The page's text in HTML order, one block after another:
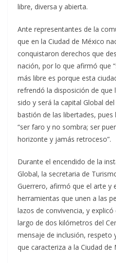
libre, diversa y abierta.
Ante representantes de la
que en la Ciudad de México
conquistaron derechos que
nación, por lo que afirmó que
más libre es porque esta
refrendó la disposición de que
sido y será la capital Global
bastión de las libertades,
“ser faro y no sombra; ser
horizonte y jamás retroceso”.
Durante el encendido de la
Global, la secretaria de
Guerrero, afirmó que el arte y
herramientas que unen a las
lazos de convivencia, y
largo de dos kilómetros del
mensaje de inclusión, respeto
que caracteriza a la Ciudad de